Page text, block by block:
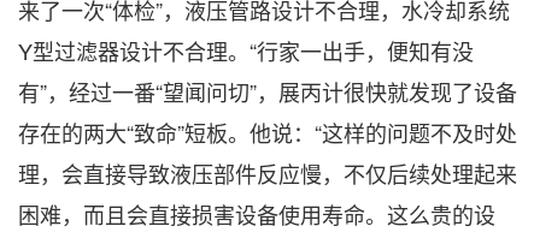
来了一次“体检”，液压管路设计不合理，水冷却系统
Y型过滤器设计不合理。“行家一出手，便知有没
有”，经过一番“望闻问切”，展丙计很快就发现了设备
存在的两大“致命”短板。他说：“这样的问题不及时处
理，会直接导致液压部件反应慢，不仅后续处理起来
困难，而且会直接损害设备使用寿命。这么贵的设